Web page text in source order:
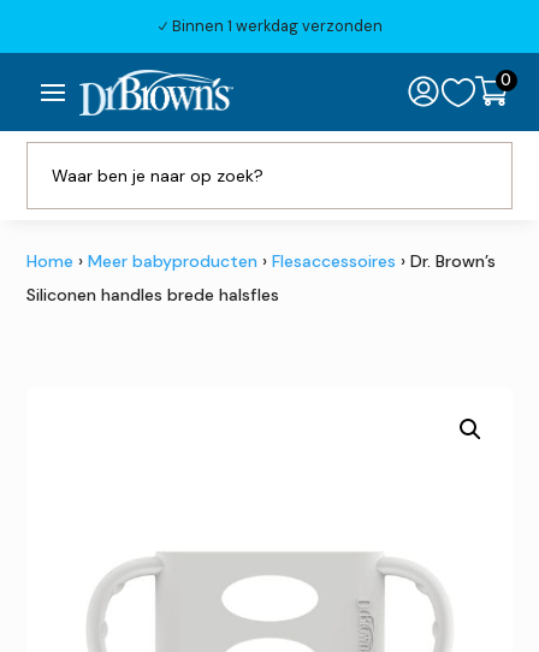
N Binnen 1 werkdag verzonden
 0
Home ›Meer babyproducten ›Flesaccessoires › Dr. Brown’s
Siliconen handles brede halsfles